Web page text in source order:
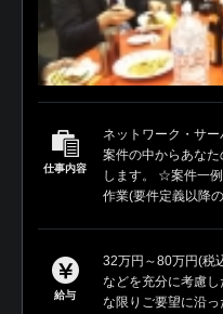
仕事内容
ネットワーク・サ
案件の中からあな
します。 ☆案件一
作業(要件定義以降
給与
32万円～80万円(税
などを充分に考慮
な限りご要望に沿っ